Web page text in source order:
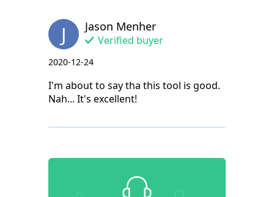
J Jason Menher
Verified buyer
2020-12-24
I'm about to say tha this tool is good.
Nah... It's excellent!